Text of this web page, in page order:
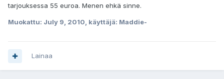
tarjouksessa 55 euroa. Menen ehkä sinne.
Muokattu: July 9, 2010 , käyttäjä: Maddie-
Lainaa